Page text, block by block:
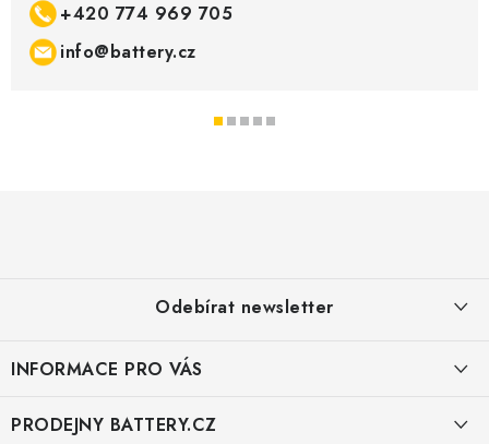
+420 774 969 705
info@battery.cz
Odebírat newsletter
INFORMACE PRO VÁS
KONTAKTY
PRODEJNY BATTERY.CZ